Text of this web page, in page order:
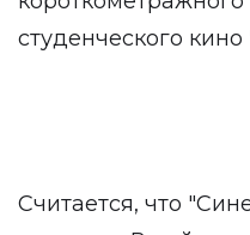
студенческого
Считается, что